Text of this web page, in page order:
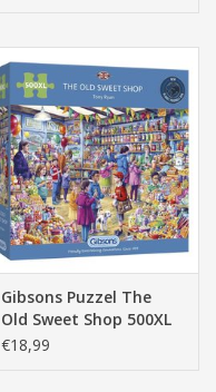
Gibsons Puzzel The
Old Sweet Shop 500XL
stukjes
€18,99